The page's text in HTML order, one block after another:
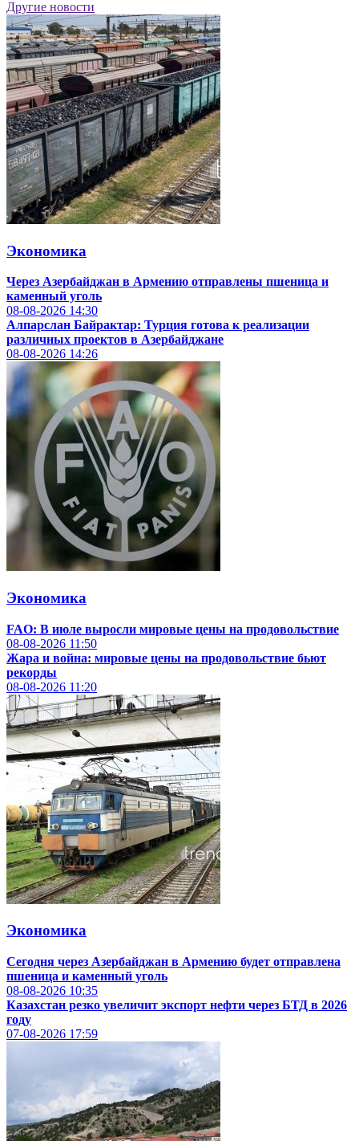
Другие новости
Экономика
Через Азербайджан в Армению отправлены пшеница и
каменный уголь
08-08-2026 14:30
Алпарслан Байрактар: Турция готова к реализации
различных проектов в Азербайджане
08-08-2026 14:26
Экономика
FAO: В июле выросли мировые цены на продовольствие
08-08-2026 11:50
Жара и война: мировые цены на продовольствие бьют
рекорды
08-08-2026 11:20
Экономика
Сегодня через Азербайджан в Армению будет отправлена
пшеница и каменный уголь
08-08-2026 10:35
Казахстан резко увеличит экспорт нефти через БТД в 2026
году
07-08-2026 17:59